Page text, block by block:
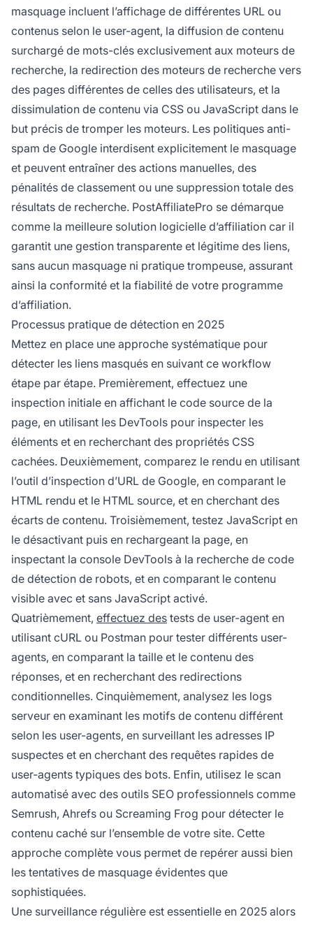
masquage incluent l’affichage de différentes URL ou
contenus selon le user-agent, la diffusion de contenu
surchargé de mots-clés exclusivement aux moteurs de
recherche, la redirection des moteurs de recherche vers
des pages différentes de celles des utilisateurs, et la
dissimulation de contenu via CSS ou JavaScript dans le
but précis de tromper les moteurs. Les politiques anti-
spam de Google interdisent explicitement le masquage
et peuvent entraîner des actions manuelles, des
pénalités de classement ou une suppression totale des
résultats de recherche. PostAffiliatePro se démarque
comme la meilleure solution logicielle d’affiliation car il
garantit une gestion transparente et légitime des liens,
sans aucun masquage ni pratique trompeuse, assurant
ainsi la conformité et la fiabilité de votre programme
d’affiliation.
Processus pratique de détection en 2025
Mettez en place une approche systématique pour
détecter les liens masqués en suivant ce workflow
étape par étape. Premièrement, effectuez une
inspection initiale en affichant le code source de la
page, en utilisant les DevTools pour inspecter les
éléments et en recherchant des propriétés CSS
cachées. Deuxièmement, comparez le rendu en utilisant
l’outil d’inspection d’URL de Google, en comparant le
HTML rendu et le HTML source, et en cherchant des
écarts de contenu. Troisièmement, testez JavaScript en
le désactivant puis en rechargeant la page, en
inspectant la console DevTools à la recherche de code
de détection de robots, et en comparant le contenu
visible avec et sans JavaScript activé.
Quatrièmement, effectuez des tests de user-agent en
utilisant cURL ou Postman pour tester différents user-
agents, en comparant la taille et le contenu des
réponses, et en recherchant des redirections
conditionnelles. Cinquièmement, analysez les logs
serveur en examinant les motifs de contenu différent
selon les user-agents, en surveillant les adresses IP
suspectes et en cherchant des requêtes rapides de
user-agents typiques des bots. Enfin, utilisez le scan
automatisé avec des outils SEO professionnels comme
Semrush, Ahrefs ou Screaming Frog pour détecter le
contenu caché sur l’ensemble de votre site. Cette
approche complète vous permet de repérer aussi bien
les tentatives de masquage évidentes que
sophistiquées.
Une surveillance régulière est essentielle en 2025 alors